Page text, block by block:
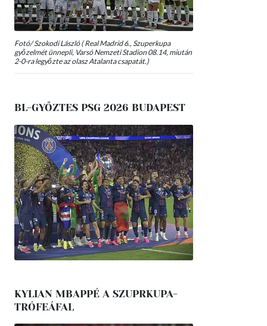
Fotó/ Szokodi László ( Real Madrid 6., Szuperkupa
győzelmét ünnepli, Varsó Nemzeti Stadion 08.14, miután
2-0-ra legyőzte az olasz Atalanta csapatát.)
BL-GYŐZTES PSG 2026 BUDAPEST
KYLIAN MBAPPÉ A SZUPRKUPA-
TRÓFEÁFAL